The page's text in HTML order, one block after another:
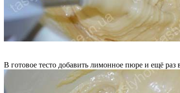
В готовое тесто добавить лимонное пюре и ещё раз